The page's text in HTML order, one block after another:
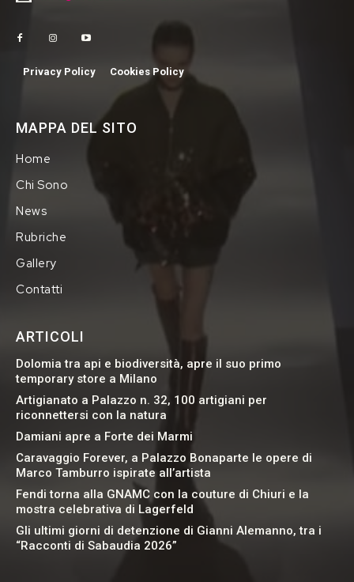
Privacy Policy Cookies Policy
MAPPA DEL SITO
Home
Chi Sono
News
Rubriche
Gallery
Contatti
ARTICOLI
Dolomia tra api e biodiversità, apre il suo primo
temporary store a Milano
Artigianato a Palazzo n. 32, 100 artigiani per
riconnettersi con la natura
Damiani apre a Forte dei Marmi
Caravaggio Forever, a Palazzo Bonaparte le opere di
Marco Tamburro ispirate all’artista
Fendi torna alla GNAMC con la couture di Chiuri e la
mostra celebrativa di Lagerfeld
Gli ultimi giorni di detenzione di Gianni Alemanno, tra i
“Racconti di Sabaudia 2026”